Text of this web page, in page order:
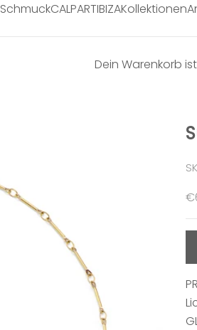
SchmuckCALPARTIBIZAKollektionen
Dein Warenkorb